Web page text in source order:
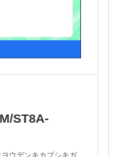
ST8A-
ウデンキカブシキガ